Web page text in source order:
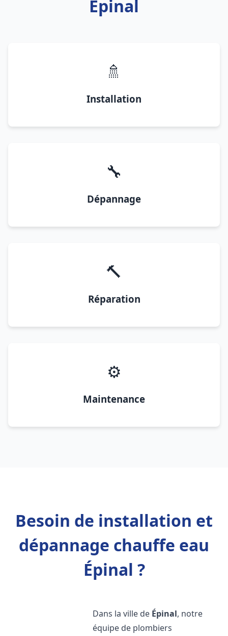
Épinal
🚿
Installation
🔧
Dépannage
🔨
Réparation
⚙️
Maintenance
Besoin de installation et
dépannage chauffe eau
Épinal ?
Dans la ville de Épinal, notre
équipe de plombiers